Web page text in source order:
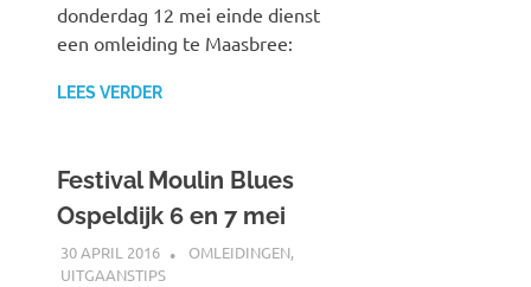
donderdag 12 mei einde dienst
een omleiding te Maasbree:
LEES VERDER
Festival Moulin Blues
Ospeldijk 6 en 7 mei
30 APRIL 2016 JOHAN
OMLEIDINGEN,
UITGAANSTIPS